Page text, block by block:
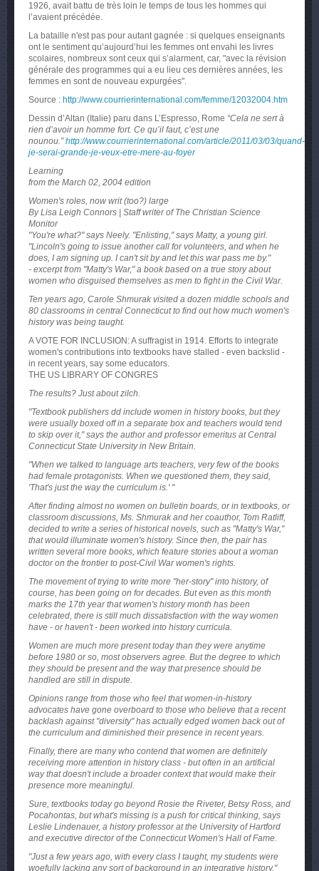
1926, avait battu de très loin le temps de tous les hommes qui
l’avaient précédée.
La bataille n'est pas pour autant gagnée : si quelques enseignants
ont le sentiment qu’aujourd’hui les femmes ont envahi les livres
scolaires, nombreux sont ceux qui s’alarment, car, "avec la révision
générale des programmes qui a eu lieu ces dernières années, les
femmes en sont de nouveau expurgées".
Source : http://www.courrierinternational.com/femme/12032004.htm
Dessin d’Altan (Italie) paru dans L’Espresso, Rome “Cela ne sert à
rien d’avoir un homme fort. Ce qu’il faut, c’est une
nounou.”http://www.courrierinternational.com/article/2011/03/03/quand-
je-serai-grande-je-veux-etre-mere-au-foyer
Learning
from the March 02, 2004 edition
Women's roles, now writ (too?) large
By Lisa Leigh Connors | Staff writer of The Christian Science
Monitor
"You're what?" says Neely. "Enlisting," says Matty, a young girl.
"Lincoln's going to issue another call for volunteers, and when he
does, I am signing up. I can't sit by and let this war pass me by."
- excerpt from "Matty's War," a book based on a true story about
women who disguised themselves as men to fight in the Civil War.
Ten years ago, Carole Shmurak visited a dozen middle schools and
80 classrooms in central Connecticut to find out how much women's
history was being taught.
A VOTE FOR INCLUSION: A suffragist in 1914. Efforts to integrate
women's contributions into textbooks have stalled - even backslid -
in recent years, say some educators.
THE US LIBRARY OF CONGRES
The results? Just about zilch.
"Textbook publishers dd include women in history books, but they
were usually boxed off in a separate box and teachers would tend
to skip over it," says the author and professor emeritus at Central
Connecticut State University in New Britain.
"When we talked to language arts teachers, very few of the books
had female protagonists. When we questioned them, they said,
'That's just the way the curriculum is.' "
After finding almost no women on bulletin boards, or in textbooks, or
classroom discussions, Ms. Shmurak and her coauthor, Tom Ratliff,
decided to write a series of historical novels, such as "Matty's War,"
that would illuminate women's history. Since then, the pair has
written several more books, which feature stories about a woman
doctor on the frontier to post-Civil War women's rights.
The movement of trying to write more "her-story" into history, of
course, has been going on for decades. But even as this month
marks the 17th year that women's history month has been
celebrated, there is still much dissatisfaction with the way women
have - or haven't - been worked into history curricula.
Women are much more present today than they were anytime
before 1980 or so, most observers agree. But the degree to which
they should be present and the way that presence should be
handled are still in dispute.
Opinions range from those who feel that women-in-history
advocates have gone overboard to those who believe that a recent
backlash against "diversity" has actually edged women back out of
the curriculum and diminished their presence in recent years.
Finally, there are many who contend that women are definitely
receiving more attention in history class - but often in an artificial
way that doesn't include a broader context that would make their
presence more meaningful.
Sure, textbooks today go beyond Rosie the Riveter, Betsy Ross, and
Pocahontas, but what's missing is a push for critical thinking, says
Leslie Lindenauer, a history professor at the University of Hartford
and executive director of the Connecticut Women's Hall of Fame.
"Just a few years ago, with every class I taught, my students were
woefully lacking any sort of background in an integrative history,"